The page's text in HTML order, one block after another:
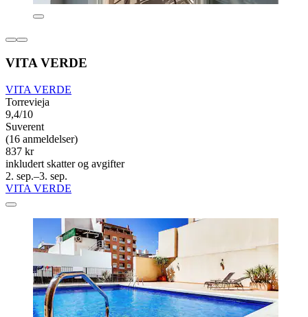
VITA VERDE
VITA VERDE
Torrevieja
9,4/10
Suverent
(16 anmeldelser)
837 kr
inkludert skatter og avgifter
2. sep.–3. sep.
VITA VERDE